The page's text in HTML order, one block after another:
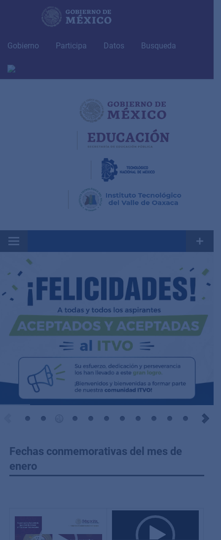
Gobierno
Participa Datos Busqueda
Fechas conmemorativas del mes de
enero
Reproductor
Reproductor